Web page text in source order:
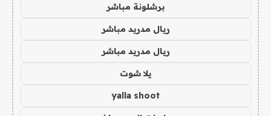
برشلونة مباشر
ريال مدريد مباشر
ريال مدريد مباشر
يلا شوت
yalla shoot